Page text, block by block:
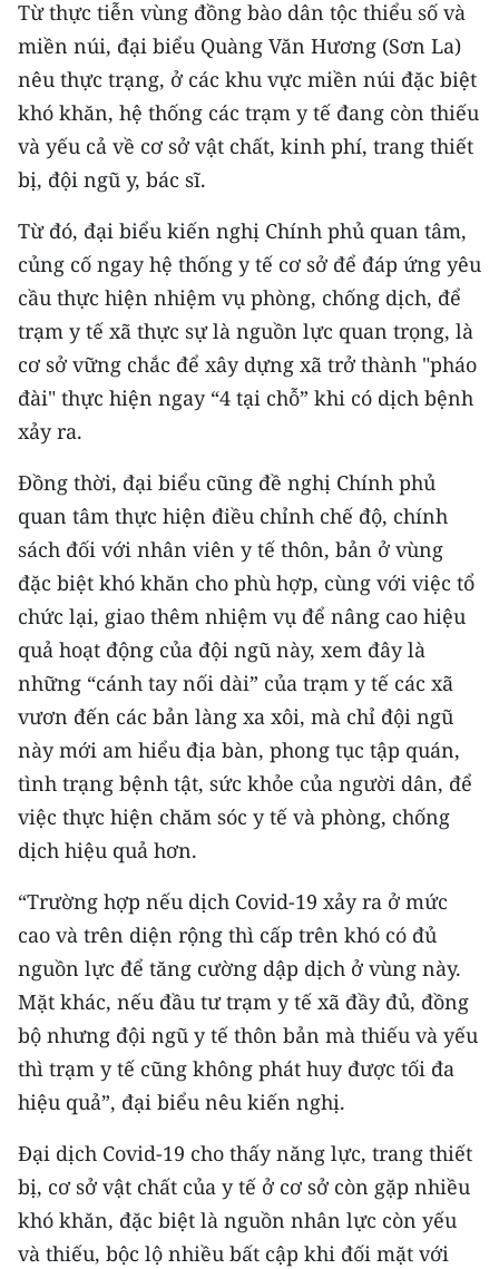
ENGLISH
中文
FRANÇAIS
РУССКИЙ
ESPAÑOL
한국어
Từ thực tiễn vùng đồng bào dân tộc thiểu số và
miền núi, đại biểu Quàng Văn Hương (Sơn La)
nêu thực trạng, ở các khu vực miền núi đặc biệt
khó khăn, hệ thống các trạm y tế đang còn thiếu
và yếu cả về cơ sở vật chất, kinh phí, trang thiết
bị, đội ngũ y, bác sĩ.
Từ đó, đại biểu kiến nghị Chính phủ quan tâm,
củng cố ngay hệ thống y tế cơ sở để đáp ứng yêu
cầu thực hiện nhiệm vụ phòng, chống dịch, để
trạm y tế xã thực sự là nguồn lực quan trọng, là
cơ sở vững chắc để xây dựng xã trở thành "pháo
đài" thực hiện ngay “4 tại chỗ” khi có dịch bệnh
xảy ra.
Đồng thời, đại biểu cũng đề nghị Chính phủ
quan tâm thực hiện điều chỉnh chế độ, chính
sách đối với nhân viên y tế thôn, bản ở vùng
đặc biệt khó khăn cho phù hợp, cùng với việc tổ
chức lại, giao thêm nhiệm vụ để nâng cao hiệu
quả hoạt động của đội ngũ này, xem đây là
những “cánh tay nối dài” của trạm y tế các xã
vươn đến các bản làng xa xôi, mà chỉ đội ngũ
này mới am hiểu địa bàn, phong tục tập quán,
tình trạng bệnh tật, sức khỏe của người dân, để
việc thực hiện chăm sóc y tế và phòng, chống
dịch hiệu quả hơn.
“Trường hợp nếu dịch Covid-19 xảy ra ở mức
cao và trên diện rộng thì cấp trên khó có đủ
nguồn lực để tăng cường dập dịch ở vùng này.
Mặt khác, nếu đầu tư trạm y tế xã đầy đủ, đồng
bộ nhưng đội ngũ y tế thôn bản mà thiếu và yếu
thì trạm y tế cũng không phát huy được tối đa
hiệu quả”, đại biểu nêu kiến nghị.
Đại dịch Covid-19 cho thấy năng lực, trang thiết
bị, cơ sở vật chất của y tế ở cơ sở còn gặp nhiều
khó khăn, đặc biệt là nguồn nhân lực còn yếu
và thiếu, bộc lộ nhiều bất cập khi đối mặt với